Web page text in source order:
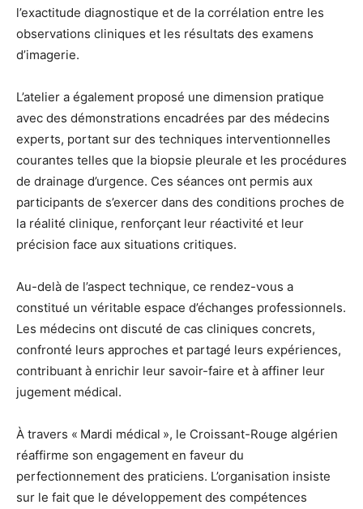
l’exactitude diagnostique et de la corrélation entre les
observations cliniques et les résultats des examens
d’imagerie.
L’atelier a également proposé une dimension pratique
avec des démonstrations encadrées par des médecins
experts, portant sur des techniques interventionnelles
courantes telles que la biopsie pleurale et les procédures
de drainage d’urgence. Ces séances ont permis aux
participants de s’exercer dans des conditions proches de
la réalité clinique, renforçant leur réactivité et leur
précision face aux situations critiques.
Au-delà de l’aspect technique, ce rendez-vous a
constitué un véritable espace d’échanges professionnels.
Les médecins ont discuté de cas cliniques concrets,
confronté leurs approches et partagé leurs expériences,
contribuant à enrichir leur savoir-faire et à affiner leur
jugement médical.
À travers « Mardi médical », le Croissant-Rouge algérien
réaffirme son engagement en faveur du
perfectionnement des praticiens. L’organisation insiste
sur le fait que le développement des compétences